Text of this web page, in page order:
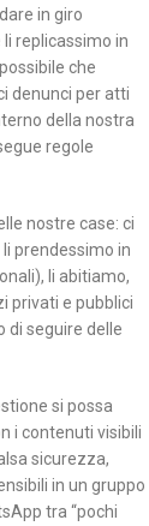
in giro
replicassimo in
che
denunci per atti
della nostra
regole
nostre case: ci
prendessimo in
li abitiamo,
privati e pubblici
di seguire delle
si possa
i contenuti visibili
sicurezza,
in un gruppo
tra “pochi